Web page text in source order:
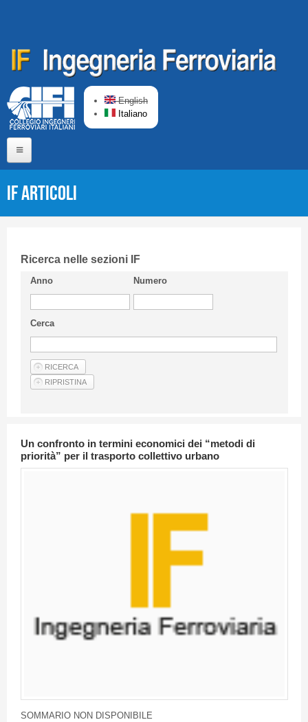
English
Italiano
CIFI in breve
Linee Guida
Privacy Policy
Articoli
IF Articoli
Ricerca nelle sezioni IF
Anno Numero
Cerca
Un confronto in termini economici dei “metodi di
priorità” per il trasporto collettivo urbano
SOMMARIONON DISPONIBILE